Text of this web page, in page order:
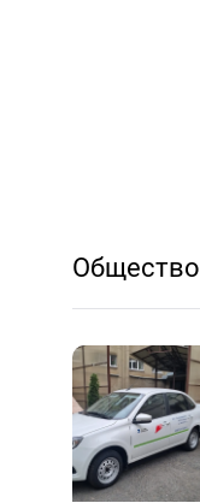
Общество